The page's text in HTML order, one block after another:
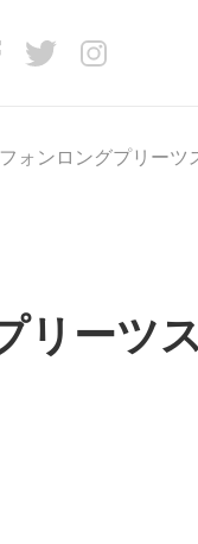
ォンロングプリー
リーツ